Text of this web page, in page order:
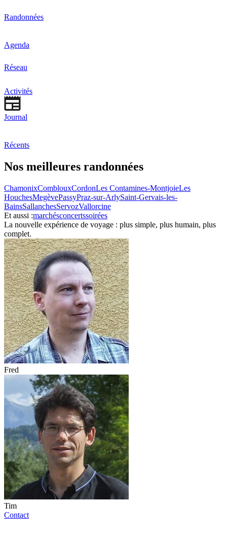
Randonnées
Agenda
Réseau
Activités
Journal
Récents
Nos meilleures randonnées
ChamonixComblouxCordonLes Contamines-MontjoieLes
HouchesMegèvePassyPraz-sur-ArlySaint-Gervais-les-
BainsSallanchesServozVallorcine
Et aussi :marchésconcertssoirées
La nouvelle expérience de voyage : plus simple, plus humain, plus
complet.
Fred
Tim
Contact